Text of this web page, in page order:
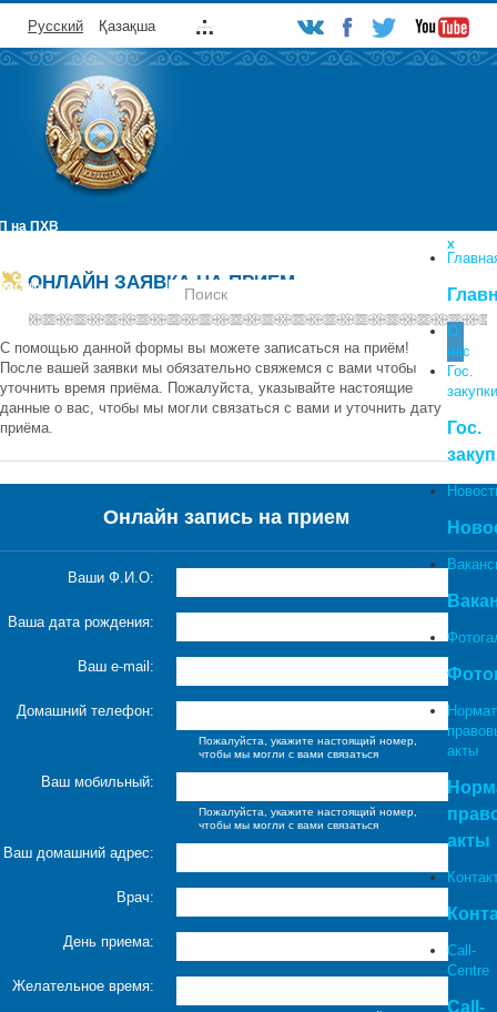
Русский Қазақша
на ПХВ
ЦЕНТРАЛЬНАЯ РАЙОННАЯ
учреждения «Управление здравоохранения Алматинской
Поиск
сайту
О
нас
Гос.
закупки
Гос.
акты
акты
Call-
Centre
Call-
Х
ОНЛАЙН ЗАЯВКА НА ПРИЕМ
С помощью данной формы вы можете записаться на приём!
После вашей заявки мы обязательно свяжемся с вами чтобы
уточнить время приёма. Пожалуйста, указывайте настоящие
данные о вас, чтобы мы могли связаться с вами и уточнить дату
приёма.
Онлайн запись на прием
Ваши Ф.И.О:
Ваша дата рождения:
Ваш e-mail:
Домашний телефон:
Пожалуйста, укажите настоящий номер,
чтобы мы могли с вами связаться
Ваш мобильный:
Пожалуйста, укажите настоящий номер,
чтобы мы могли с вами связаться
Ваш домашний адрес:
Врач:
День приема:
Желательное время: